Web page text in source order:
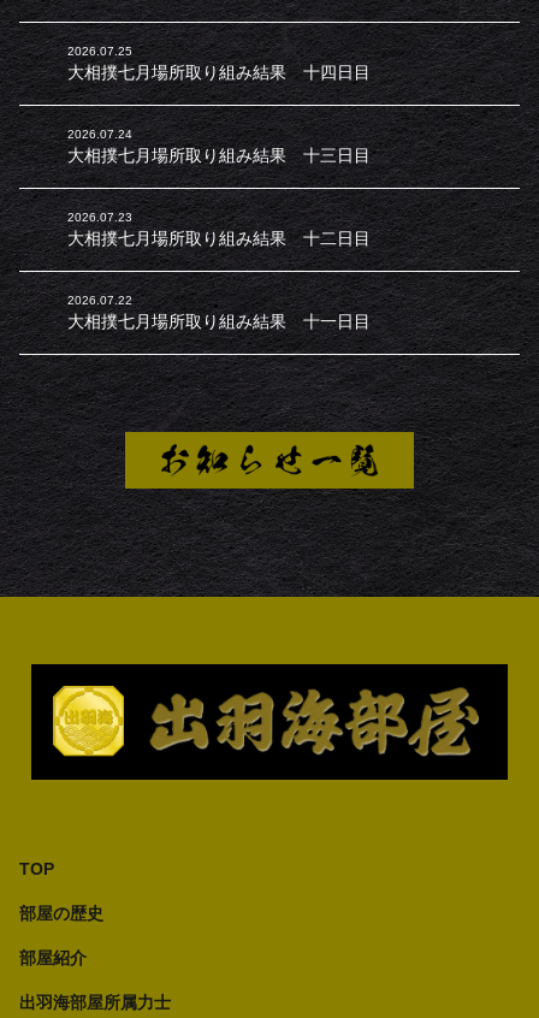
2026.07.25
大相撲七月場所取り組み結果 十四日目
2026.07.24
大相撲七月場所取り組み結果 十三日目
2026.07.23
大相撲七月場所取り組み結果 十二日目
2026.07.22
大相撲七月場所取り組み結果 十一日目
TOP
部屋の歴史
部屋紹介
出羽海部屋所属力士